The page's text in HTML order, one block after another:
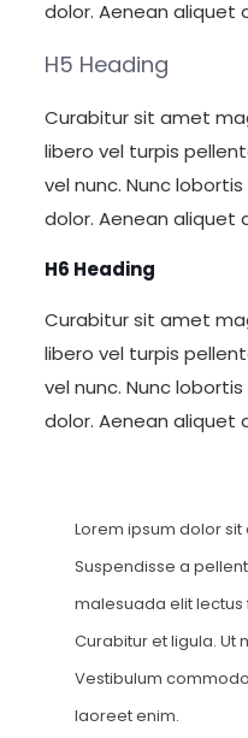
dolor. Aenean aliquet
H5 Heading
Curabitur sit amet
libero vel turpis
vel nunc. Nunc
dolor. Aenean aliquet
H6 Heading
Curabitur sit amet
libero vel turpis
vel nunc. Nunc
dolor. Aenean aliquet
Lorem ipsum dolor
Suspendisse a
malesuada elit lectus
Curabitur et ligula. Ut
Vestibulum
laoreet enim.